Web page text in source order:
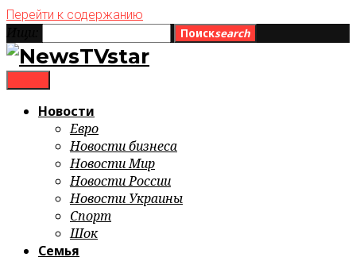
Перейти к содержанию
Поискsearch
Новости
Евро
Новости бизнеса
Новости Мир
Новости России
Новости Украины
Спорт
Шок
Семья